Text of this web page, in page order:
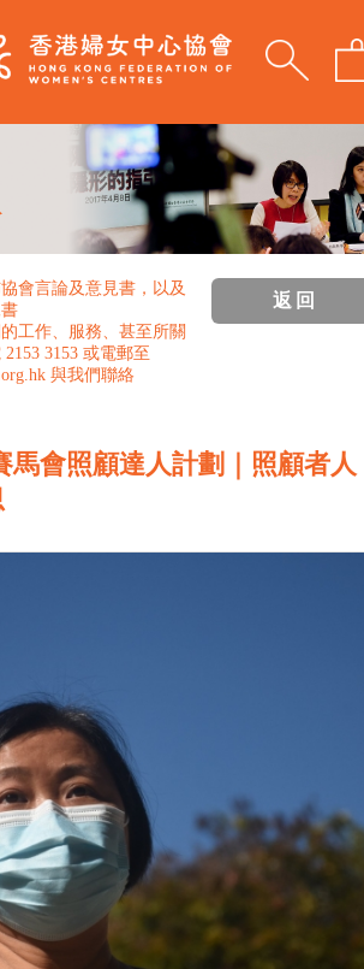
會言論及意見書，以及
工作、服務、甚至所關
3153 或電郵至
與我們聯絡
返回
馬會照顧達人計劃｜照顧者人